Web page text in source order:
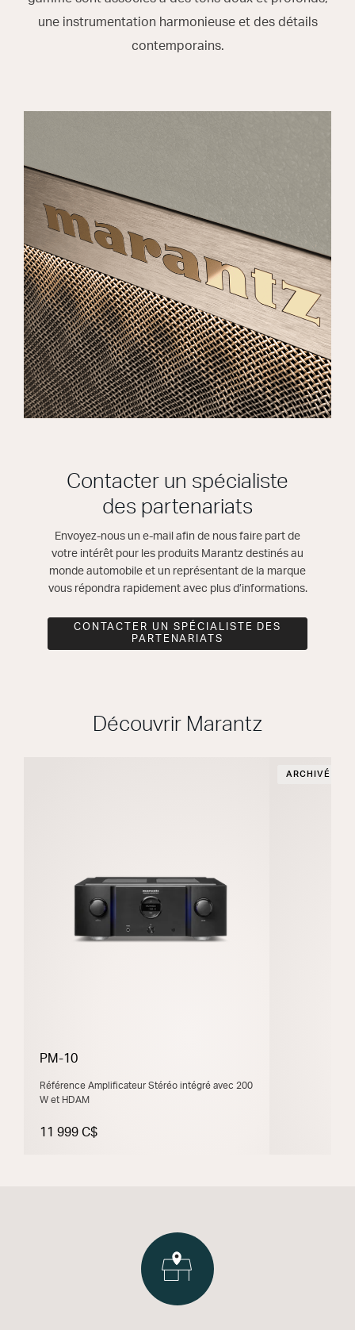
une instrumentation harmonieuse et des détails
contemporains.
Contacter un spécialiste
des partenariats
Envoyez-nous un e-mail afin de nous faire part de
votre intérêt pour les produits Marantz destinés au
monde automobile et un représentant de la marque
vous répondra rapidement avec plus d’informations.
CONTACTER UN SPÉCIALISTE DES
PARTENARIATS
Découvrir Marantz
PM-10
Référence Amplificateur Stéréo intégré avec 200
W et HDAM
11 999 C$
ARCHIVÉ